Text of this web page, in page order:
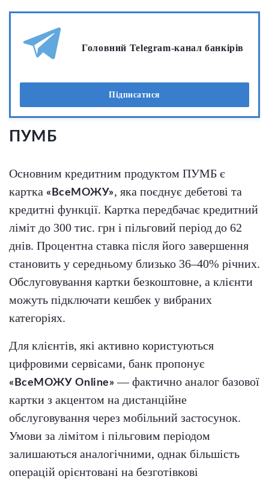
Головний Telegram-канал банкірів
Підписатися
ПУМБ
Основним кредитним продуктом ПУМБ є
картка «ВсеМОЖУ», яка поєднує дебетові та
кредитні функції. Картка передбачає кредитний
ліміт до 300 тис. грн і пільговий період до 62
днів. Процентна ставка після його завершення
становить у середньому близько 36–40% річних.
Обслуговування картки безкоштовне, а клієнти
можуть підключати кешбек у вибраних
категоріях.
Для клієнтів, які активно користуються
цифровими сервісами, банк пропонує
«ВсеМОЖУ Online» — фактично аналог базової
картки з акцентом на дистанційне
обслуговування через мобільний застосунок.
Умови за лімітом і пільговим періодом
залишаються аналогічними, однак більшість
операцій орієнтовані на безготівкові